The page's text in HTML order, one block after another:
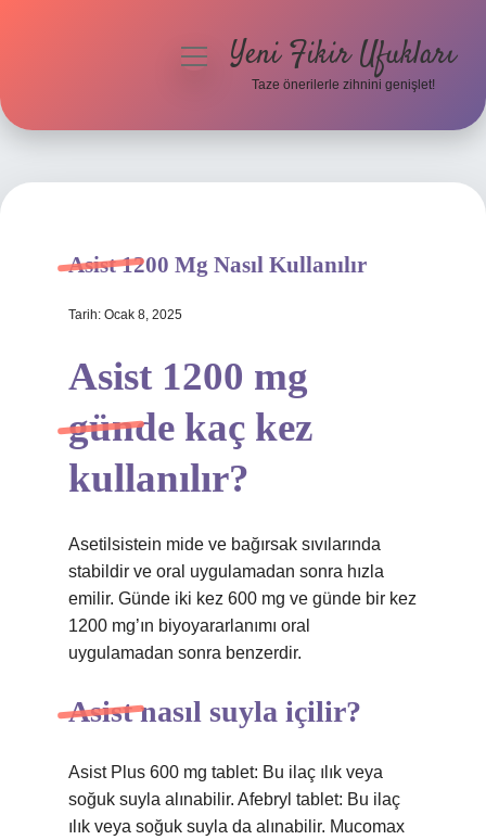
Hakkımızda
menüyüYeni Fikir Ufukları
Taze önerilerle zihnini genişlet!
Asist 1200 Mg Nasıl Kullanılır
Tarih: Ocak 8, 2025
Asist 1200 mg
günde kaç kez
kullanılır?
Asetilsistein mide ve bağırsak sıvılarında
stabildir ve oral uygulamadan sonra hızla
emilir. Günde iki kez 600 mg ve günde bir kez
1200 mg’ın biyoyararlanımı oral
uygulamadan sonra benzerdir.
Asist nasıl suyla içilir?
Asist Plus 600 mg tablet: Bu ilaç ılık veya
soğuk suyla alınabilir. Afebryl tablet: Bu ilaç
ılık veya soğuk suyla da alınabilir. Mucomax